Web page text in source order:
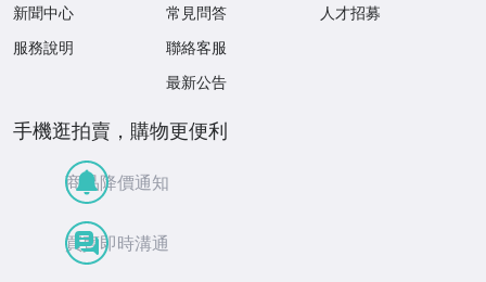
新聞中心
服務說明
常見問答
聯絡客服
最新公告
人才招募
手機逛拍賣，購物更便利
商品降價通知
買賣即時溝通